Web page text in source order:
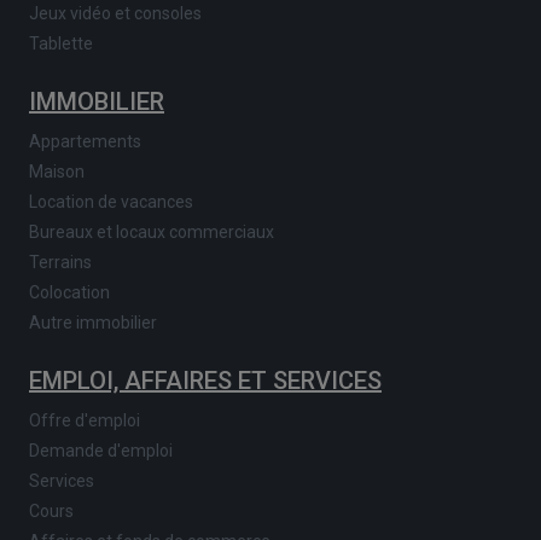
Jeux vidéo et consoles
Tablette
IMMOBILIER
Appartements
Maison
Location de vacances
Bureaux et locaux commerciaux
Terrains
Colocation
Autre immobilier
EMPLOI, AFFAIRES ET SERVICES
Offre d'emploi
Demande d'emploi
Services
Cours